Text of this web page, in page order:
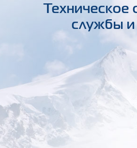
Техническое
службы и